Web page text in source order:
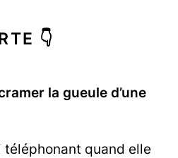
👇
la gueule d’une
téléphonant quand elle